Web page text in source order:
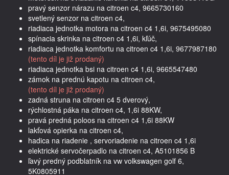
pravý senzor nárazu na citroen c4, 9665730160
svetlený senzor na citroen c4,
riadiaca jednotka motora na citroen c4 1,6i, 9675495080
spínacia skrinka na citroen c4 1,6i, kľúč,
riadiaca jednotka komfortu na citroen c4 1,6i, 9677987180
(tento díl je již prodaný)
riadiaca jednotka bsi na citroen c4 1,6i, 9665547480
zámok na prednú kapotu na citroen c4,
(tento díl je již prodaný)
zadná struna na citroen c4 5 dverový,
rýchlostná páka na citroen c4, 1,6i 88KW,
pravá predná poloos na citroen c4 1,6i 88KW
lakťová opierka na citroen c4,
hadica na riadenie , servoriadenie na citroen c4 1,6i
elektrické servočerpadlo na citroen c4, A5101856 B
ľavý predný podblatník na vw volkswagen golf 6,
5K0805911